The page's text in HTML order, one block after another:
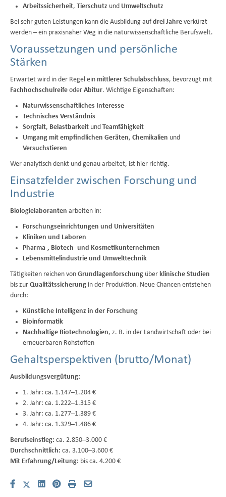
Arbeitssicherheit, Tierschutz und Umweltschutz
Bei sehr guten Leistungen kann die Ausbildung auf drei Jahre verkürzt
werden – ein praxisnaher Weg in die naturwissenschaftliche Berufswelt.
Voraussetzungen und persönliche
Stärken
Erwartet wird in der Regel ein mittlerer Schulabschluss, bevorzugt mit
Fachhochschulreife oder Abitur. Wichtige Eigenschaften:
Naturwissenschaftliches Interesse
Technisches Verständnis
Sorgfalt, Belastbarkeit und Teamfähigkeit
Umgang mit empfindlichen Geräten, Chemikalien und
Versuchstieren
Wer analytisch denkt und genau arbeitet, ist hier richtig.
Einsatzfelder zwischen Forschung und
Industrie
Biologielaboranten arbeiten in:
Forschungseinrichtungen und Universitäten
Kliniken und Laboren
Pharma-, Biotech- und Kosmetikunternehmen
Lebensmittelindustrie und Umwelttechnik
Tätigkeiten reichen von Grundlagenforschung über klinische Studien
bis zur Qualitätssicherung in der Produktion. Neue Chancen entstehen
durch:
Künstliche Intelligenz in der Forschung
Bioinformatik
Nachhaltige Biotechnologien, z. B. in der Landwirtschaft oder bei
erneuerbaren Rohstoffen
Gehaltsperspektiven (brutto/Monat)
Ausbildungsvergütung:
1. Jahr: ca. 1.147–1.204 €
2. Jahr: ca. 1.222–1.315 €
3. Jahr: ca. 1.277–1.389 €
4. Jahr: ca. 1.329–1.486 €
Berufseinstieg: ca. 2.850–3.000 €
Durchschnittlich: ca. 3.100–3.600 €
Mit Erfahrung/Leitung: bis ca. 4.200 €